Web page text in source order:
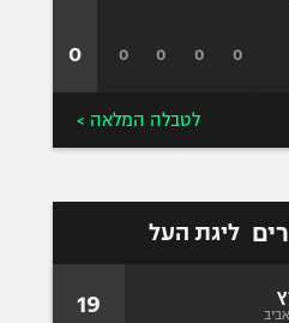
0
0
0
0
0
לטבלה המלאה >
ליגת העל
19